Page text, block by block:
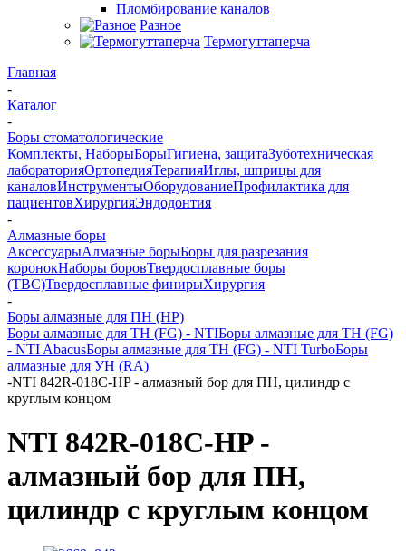
Пломбирование каналов
Разное
Термогуттаперча
Главная
-
Каталог
-
Боры стоматологические
Комплекты, НаборыБорыГигиена, защитаЗуботехническая
лабораторияОртопедияТерапияИглы, шприцы для
каналовИнструментыОборудованиеПрофилактика для
пациентовХирургияЭндодонтия
-
Алмазные боры
АксессуарыАлмазные борыБоры для разрезания
коронокНаборы боровТвердосплавные боры
(ТВС)Твердосплавные финирыХирургия
-
Боры алмазные для ПН (HP)
Боры алмазные для ТН (FG) - NTIБоры алмазные для ТН (FG)
- NTI AbacusБоры алмазные для ТН (FG) - NTI TurboБоры
алмазные для УН (RA)
-NTI 842R-018C-HP - алмазный бор для ПН, цилиндр с
круглым концом
NTI 842R-018C-HP -
алмазный бор для ПН,
цилиндр с круглым концом